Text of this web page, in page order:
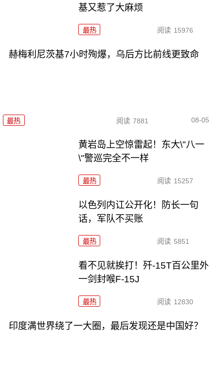
基又惹了大麻烦
最热 阅读 15976
赫梅利尼茨基7小时殉爆，乌后方比前线更致命
最热 阅读 7881 08-05
黄岩岛上空惊雷起！东大\"八一
\"警巡完全不一样
最热 阅读 15257
以色列内讧公开化！防长一句
话，军队不买账
最热 阅读 5851
看不见就挨打！歼-15T百公里外
一剑封喉F-15J
最热 阅读 12830
印度满世界绕了一大圈，最后发现还是中国好？